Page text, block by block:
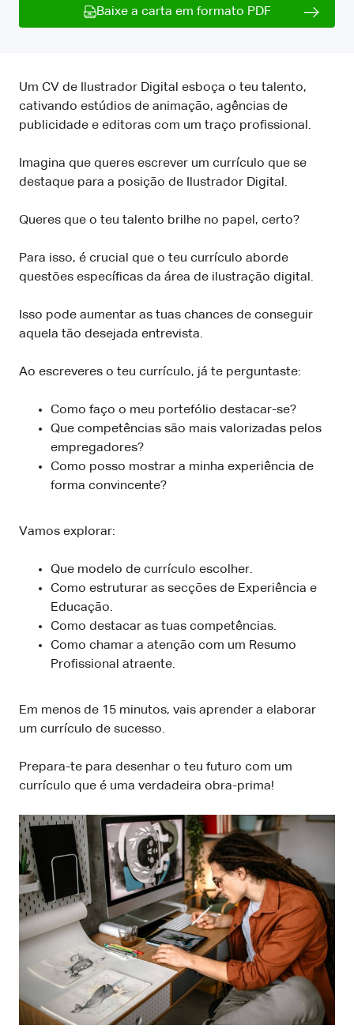
Baixe a carta em formato PDF
Um CV de Ilustrador Digital esboça o teu talento,
cativando estúdios de animação, agências de
publicidade e editoras com um traço profissional.
Imagina que queres escrever um currículo que se
destaque para a posição de Ilustrador Digital.
Queres que o teu talento brilhe no papel, certo?
Para isso, é crucial que o teu currículo aborde
questões específicas da área de ilustração digital.
Isso pode aumentar as tuas chances de conseguir
aquela tão desejada entrevista.
Ao escreveres o teu currículo, já te perguntaste:
Como faço o meu portefólio destacar-se?
Que competências são mais valorizadas pelos
empregadores?
Como posso mostrar a minha experiência de
forma convincente?
Vamos explorar:
Que modelo de currículo escolher.
Como estruturar as secções de Experiência e
Educação.
Como destacar as tuas competências.
Como chamar a atenção com um Resumo
Profissional atraente.
Em menos de 15 minutos, vais aprender a elaborar
um currículo de sucesso.
Prepara-te para desenhar o teu futuro com um
currículo que é uma verdadeira obra-prima!